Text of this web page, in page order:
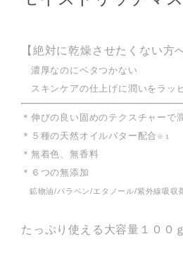
【絶対に乾燥させたくない方
濃厚なのにベタつかない
スキンケアの仕上げに潤いをラッ
＊伸びの良い固めのテクスチャーで
＊５種の天然オイルバター配合 ※１
＊無着色、無香料
＊６つの無添加
鉱物油/パラベン/エタノール/紫外線吸収
たっぷり使える大容量１００ｇ